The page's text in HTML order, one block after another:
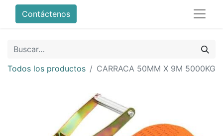
Contáctenos
Todos los productos CARRACA 50MM X 9M 5000KG